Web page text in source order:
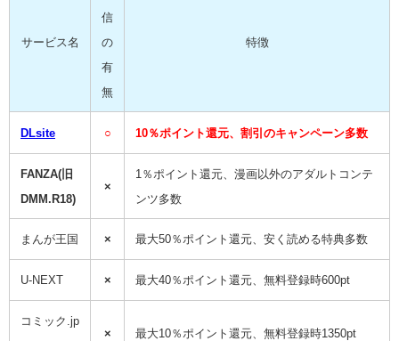
サービス名
信
の
有
無
特徴
DLsite ○ 10％ポイント還元、割引のキャンペーン多数
FANZA(旧
DMM.R18)
×
1％ポイント還元、漫画以外のアダルトコンテ
ンツ多数
まんが王国 × 最大50％ポイント還元、安く読める特典多数
U-NEXT × 最大40％ポイント還元、無料登録時600pt
コミック.jp
×
最大10％ポイント還元、無料登録時1350pt